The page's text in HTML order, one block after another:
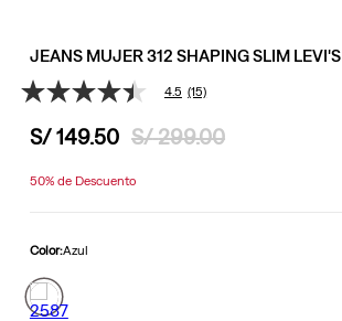
JEANS MUJER 312 SHAPING SLIM LEVI'S
4.5
5
medio
Read
15
Reviews.
Enlace
en
4.5 (15)
S/ 149.50 S/ 299.00
50%de Descuento
Color:Azul